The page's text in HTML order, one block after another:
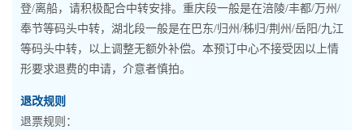
登/离船，请积极配合中转安排。重庆段一般是在涪陵/丰都/万州/
奉节等码头中转，湖北段一般是在巴东/归州/秭归/荆州/岳阳/九江
等码头中转，以上调整无额外补偿。本预订中心不接受因以上情
形要求退费的申请，介意者慎拍。
退改规则
退票规则：